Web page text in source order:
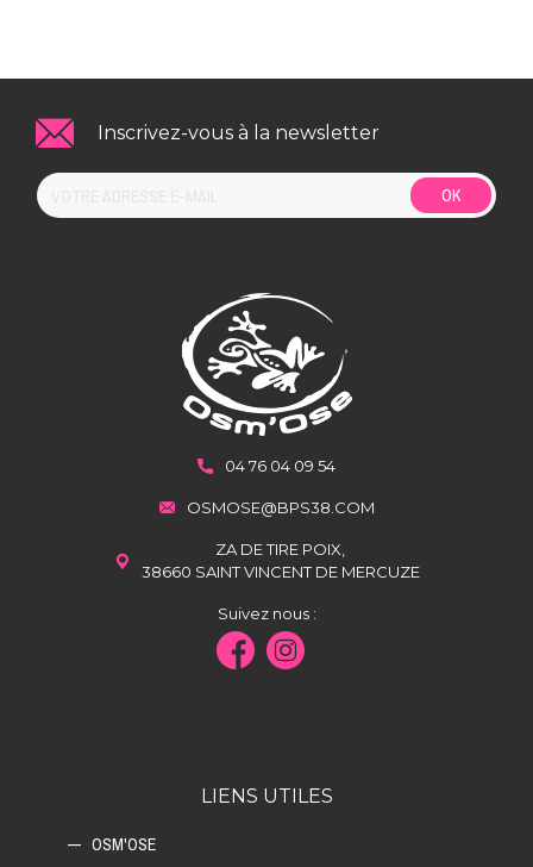
Inscrivez-vous à la newsletter
OK
04 76 04 09 54
OSMOSE@BPS38.COM
ZA DE TIRE POIX,
38660 SAINT VINCENT DE MERCUZE
Suivez nous :
LIENS UTILES
OSM'OSE